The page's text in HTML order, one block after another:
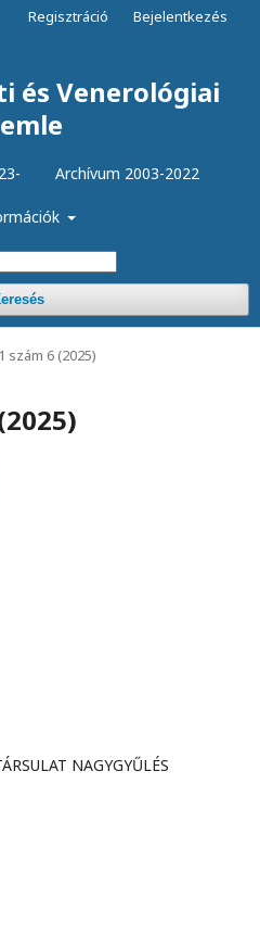
és Venerológiai
Archívum 2003-2022
Regisztráció Bejelentkezés
szám 6 (2025)
NAGYGYŰLÉS